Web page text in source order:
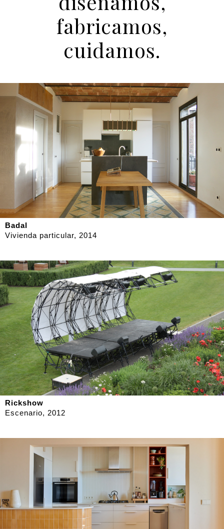
fabricamos,
cuidamos.
Badal
Vivienda particular, 2014
Rickshow
Escenario, 2012